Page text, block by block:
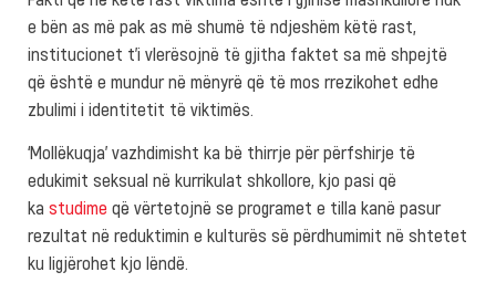
e bën as më pak as më shumë të ndjeshëm këtë rast,
institucionet t’i vlerësojnë të gjitha faktet sa më shpejtë
që është e mundur në mënyrë që të mos rrezikohet edhe
zbulimi i identitetit të viktimës.
‘Mollëkuqja’ vazhdimisht ka bë thirrje për përfshirje të
edukimit seksual në kurrikulat shkollore, kjo pasi që
ka studime që vërtetojnë se programet e tilla kanë pasur
rezultat në reduktimin e kulturës së përdhumimit në shtetet
ku ligjërohet kjo lëndë.